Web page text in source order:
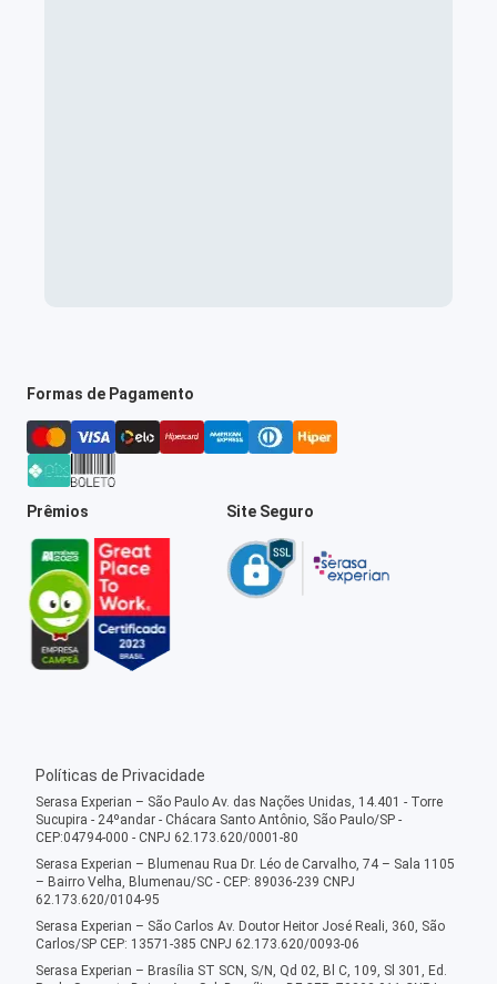
Formas de Pagamento
Prêmios Site Seguro
Políticas de Privacidade
Serasa Experian – São Paulo Av. das Nações Unidas, 14.401 - Torre
Sucupira - 24ºandar - Chácara Santo Antônio, São Paulo/SP -
CEP:04794-000 - CNPJ 62.173.620/0001-80
Serasa Experian – Blumenau Rua Dr. Léo de Carvalho, 74 – Sala 1105
– Bairro Velha, Blumenau/SC - CEP: 89036-239 CNPJ
62.173.620/0104-95
Serasa Experian – São Carlos Av. Doutor Heitor José Reali, 360, São
Carlos/SP CEP: 13571-385 CNPJ 62.173.620/0093-06
Serasa Experian – Brasília ST SCN, S/N, Qd 02, Bl C, 109, Sl 301, Ed.